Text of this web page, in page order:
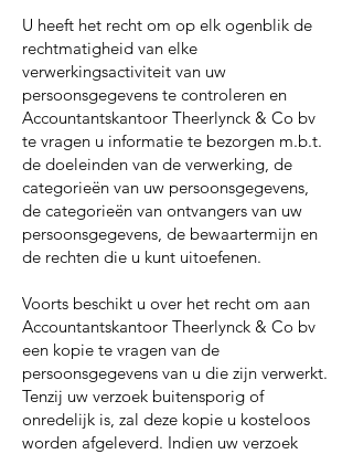
U heeft het recht om op elk ogenblik de
rechtmatigheid van elke
verwerkingsactiviteit van uw
persoonsgegevens te controleren en
Accountantskantoor Theerlynck & Co bv
te vragen u informatie te bezorgen m.b.t.
de doeleinden van de verwerking, de
categorieën van uw persoonsgegevens,
de categorieën van ontvangers van uw
persoonsgegevens, de bewaartermijn en
de rechten die u kunt uitoefenen.
Voorts beschikt u over het recht om aan
Accountantskantoor Theerlynck & Co bv
een kopie te vragen van de
persoonsgegevens van u die zijn verwerkt.
Tenzij uw verzoek buitensporig of
onredelijk is, zal deze kopie u kosteloos
worden afgeleverd. Indien uw verzoek